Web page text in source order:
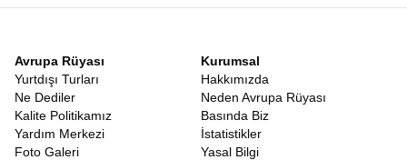
Avrupa Rüyası
Yurtdışı Turları
Ne Dediler
Kalite Politikamız
Yardım Merkezi
Foto Galeri
Kurumsal
Hakkımızda
Neden Avrupa Rüyası
Basında Biz
İstatistikler
Yasal Bilgi